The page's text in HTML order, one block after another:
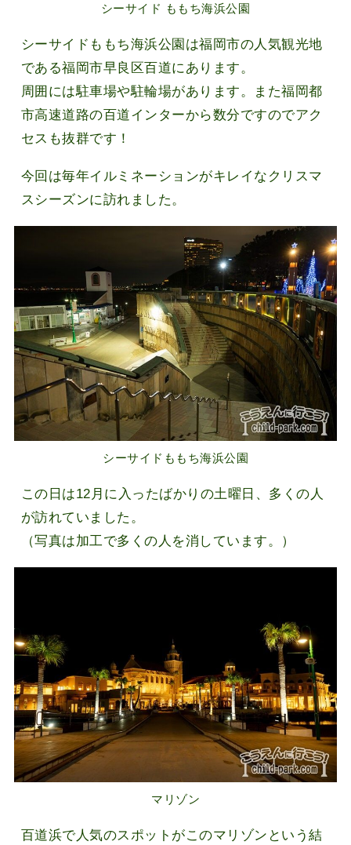
シーサイド ももち海浜公園
シーサイドももち海浜公園は福岡市の人気観光地
である福岡市早良区百道にあります。
周囲には駐車場や駐輪場があります。また福岡都
市高速道路の百道インターから数分ですのでアク
セスも抜群です！
今回は毎年イルミネーションがキレイなクリスマ
スシーズンに訪れました。
シーサイドももち海浜公園
この日は12月に入ったばかりの土曜日、多くの人
が訪れていました。
（写真は加工で多くの人を消しています。）
マリゾン
百道浜で人気のスポットがこのマリゾンという結